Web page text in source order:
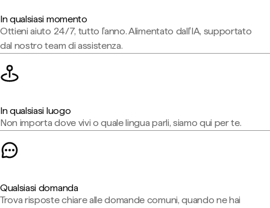
In qualsiasi momento
Ottieni aiuto 24/7, tutto l'anno. Alimentato dall'IA, supportato
dal nostro team di assistenza.
In qualsiasi luogo
Non importa dove vivi o quale lingua parli, siamo qui per te.
Qualsiasi domanda
Trova risposte chiare alle domande comuni, quando ne hai